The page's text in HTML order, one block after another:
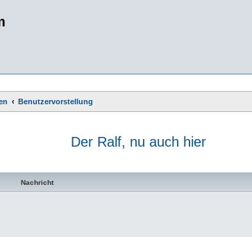
Benutzervorstellung
Der Ralf, nu auch hier
Nachricht